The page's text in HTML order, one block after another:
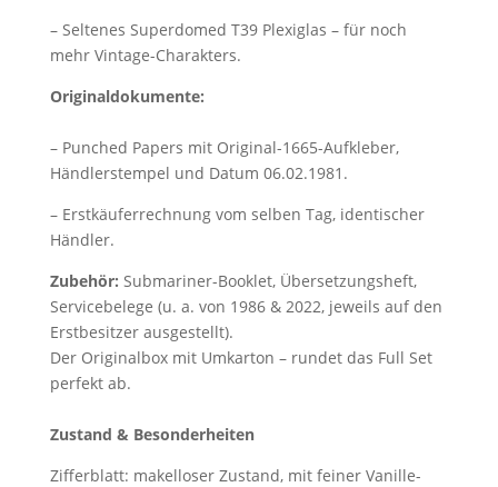
– Seltenes Superdomed T39 Plexiglas – für noch
mehr Vintage-Charakters.
Originaldokumente:
– Punched Papers mit Original-1665-Aufkleber,
Händlerstempel und Datum 06.02.1981.
– Erstkäuferrechnung vom selben Tag, identischer
Händler.
Zubehör: Submariner-Booklet, Übersetzungsheft,
Servicebelege (u. a. von 1986 & 2022, jeweils auf den
Erstbesitzer ausgestellt).
Der Originalbox mit Umkarton – rundet das Full Set
perfekt ab.
Zustand & Besonderheiten
Zifferblatt: makelloser Zustand, mit feiner Vanille-